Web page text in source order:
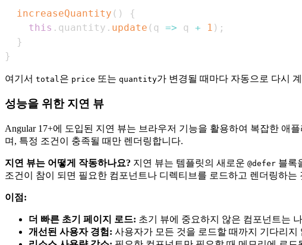
increaseQuantity ( )
{
this . quantity . update ( q => q + 1 ) ;
}
}
여기서 total 은 price 또는 quantity가 변경될 때마다 자동으로 다시
성능을 위한 지연 뷰
Angular 17+에 도입된 지연 뷰는 브라우저 기능을 활용하여 복잡한 애
며, 특정 조건이 충족될 때만 렌더링합니다.
지연 뷰는 어떻게 작동하나요? 지연 뷰는 템플릿의 새로운 @defer 블록
조건이 참이 되면 필요한 컴포넌트나 디렉티브를 로드하고 렌더링하는
이점:
더 빠른 초기 페이지 로드: 초기 뷰에 중요하지 않은 컴포넌트는
개선된 사용자 경험: 사용자가 모든 것을 로드할 때까지 기다리